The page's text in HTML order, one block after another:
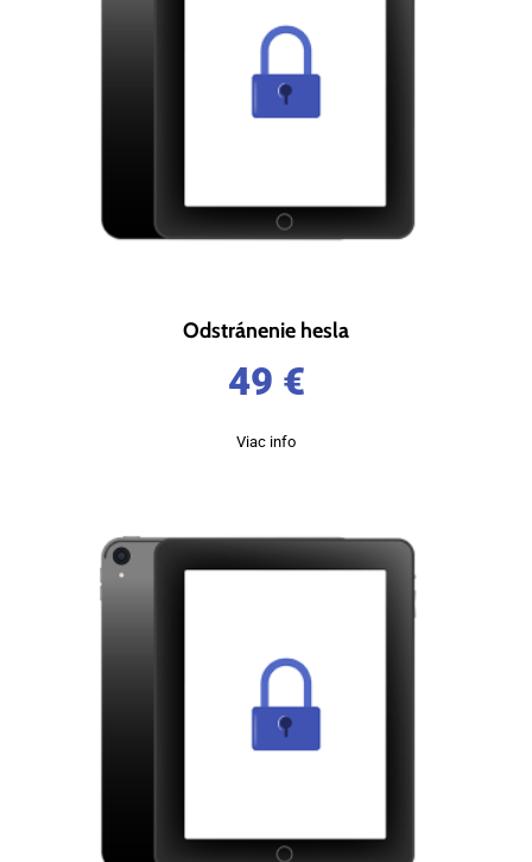
Odstránenie hesla
49 €
Viac info